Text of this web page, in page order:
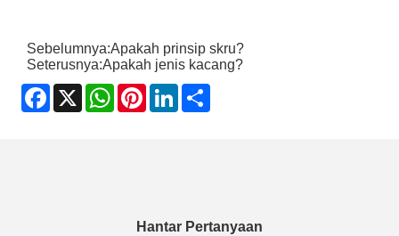
Sebelumnya:Apakah prinsip skru?
Seterusnya:Apakah jenis kacang?
Facebook
X WhatsApp
PinterestLinkedIn
Hantar Pertanyaan